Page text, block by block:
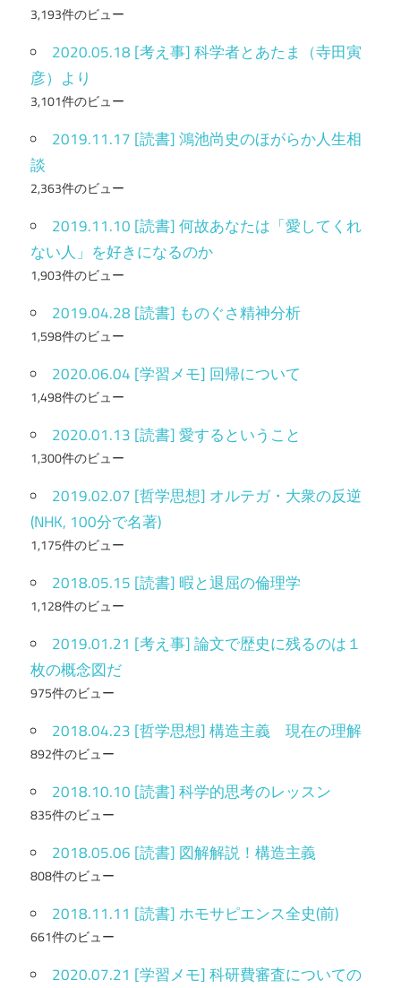
3,193件のビュー
2020.05.18 [考え事] 科学者とあたま（寺田寅
彦）より
3,101件のビュー
2019.11.17 [読書] 鴻池尚史のほがらか人生相
談
2,363件のビュー
2019.11.10 [読書] 何故あなたは「愛してくれ
ない人」を好きになるのか
1,903件のビュー
2019.04.28 [読書] ものぐさ精神分析
1,598件のビュー
2020.06.04 [学習メモ] 回帰について
1,498件のビュー
2020.01.13 [読書] 愛するということ
1,300件のビュー
2019.02.07 [哲学思想] オルテガ・大衆の反逆
(NHK, 100分で名著)
1,175件のビュー
2018.05.15 [読書] 暇と退屈の倫理学
1,128件のビュー
2019.01.21 [考え事] 論文で歴史に残るのは１
枚の概念図だ
975件のビュー
2018.04.23 [哲学思想] 構造主義 現在の理解
892件のビュー
2018.10.10 [読書] 科学的思考のレッスン
835件のビュー
2018.05.06 [読書] 図解解説！構造主義
808件のビュー
2018.11.11 [読書] ホモサピエンス全史(前)
661件のビュー
2020.07.21 [学習メモ] 科研費審査についての